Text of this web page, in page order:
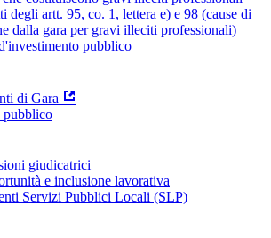
degli artt. 95, co. 1, lettera e) e 98 (cause di
dalla gara per gravi illeciti professionali)
pubblico
di Gara
giudicatrici
e inclusione lavorativa
Servizi Pubblici Locali (SLP)